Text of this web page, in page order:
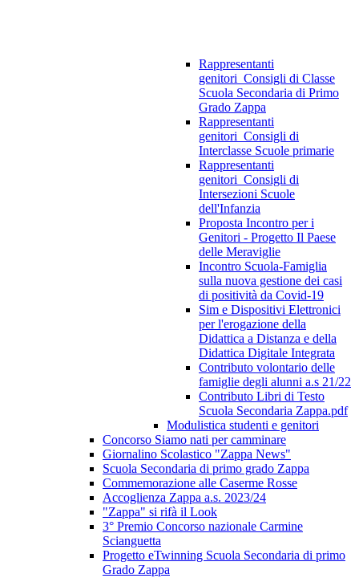
Rappresentanti
genitori_Consigli di Classe
Scuola Secondaria di Primo
Grado Zappa
Rappresentanti
genitori_Consigli di
Interclasse Scuole primarie
Rappresentanti
genitori_Consigli di
Intersezioni Scuole
dell'Infanzia
Proposta Incontro per i
Genitori - Progetto Il Paese
delle Meraviglie
Incontro Scuola-Famiglia
sulla nuova gestione dei casi
di positività da Covid-19
Sim e Dispositivi Elettronici
per l'erogazione della
Didattica a Distanza e della
Didattica Digitale Integrata
Contributo volontario delle
famiglie degli alunni a.s 21/22
Contributo Libri di Testo
Scuola Secondaria Zappa.pdf
Modulistica studenti e genitori
Concorso Siamo nati per camminare
Giornalino Scolastico "Zappa News"
Scuola Secondaria di primo grado Zappa
Commemorazione alle Caserme Rosse
Accoglienza Zappa a.s. 2023/24
"Zappa" si rifà il Look
3° Premio Concorso nazionale Carmine
Scianguetta
Progetto eTwinning Scuola Secondaria di primo
Grado Zappa